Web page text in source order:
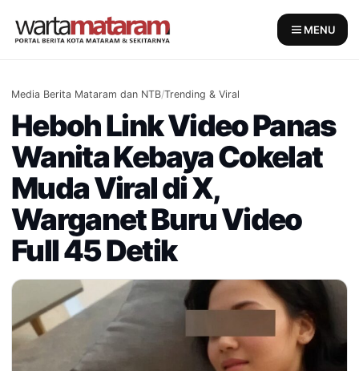
MENU
Media Berita Mataram dan NTB/Trending & Viral
Heboh Link Video Panas
Wanita Kebaya Cokelat
Muda Viral di X,
Warganet Buru Video
Full 45 Detik